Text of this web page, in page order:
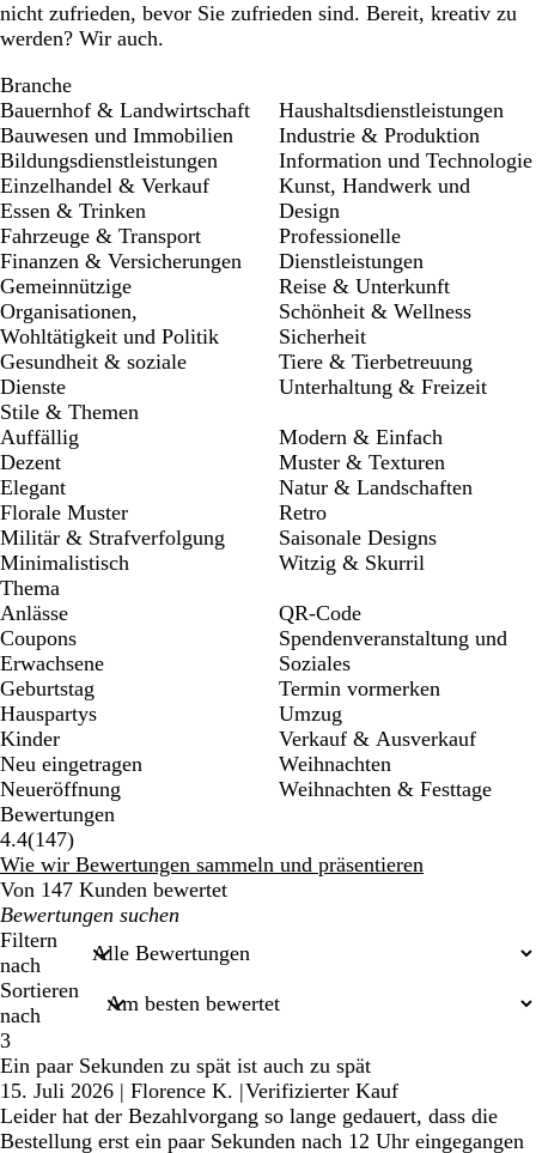
nicht zufrieden, bevor Sie zufrieden sind. Bereit, kreativ zu
werden? Wir auch.
Branche
Bauernhof & Landwirtschaft
Bauwesen und Immobilien
Bildungsdienstleistungen
Einzelhandel & Verkauf
Essen & Trinken
Fahrzeuge & Transport
Finanzen & Versicherungen
Gemeinnützige
Organisationen,
Wohltätigkeit und Politik
Gesundheit & soziale
Dienste
Haushaltsdienstleistungen
Industrie & Produktion
Information und Technologie
Kunst, Handwerk und
Design
Professionelle
Dienstleistungen
Reise & Unterkunft
Schönheit & Wellness
Sicherheit
Tiere & Tierbetreuung
Unterhaltung & Freizeit
Stile & Themen
Auffällig
Dezent
Elegant
Florale Muster
Militär & Strafverfolgung
Minimalistisch
Modern & Einfach
Muster & Texturen
Natur & Landschaften
Retro
Saisonale Designs
Witzig & Skurril
Thema
Anlässe
Coupons
Erwachsene
Geburtstag
Hauspartys
Kinder
Neu eingetragen
Neueröffnung
QR-Code
Spendenveranstaltung und
Soziales
Termin vormerken
Umzug
Verkauf & Ausverkauf
Weihnachten
Weihnachten & Festtage
Bewertungen
4.4(147147
Bewertungen
)
Wie wir Bewertungen sammeln und präsentieren
Von 147 Kunden bewertet
Meine
Sucheingaben
Filtern
nach
Sortieren
nach
3
Ein paar Sekunden zu spät ist auch zu spät
15. Juli 2026 | Florence K. |Verifizierter Kauf
Leider hat der Bezahlvorgang so lange gedauert, dass die
Bestellung erst ein paar Sekunden nach 12 Uhr eingegangen